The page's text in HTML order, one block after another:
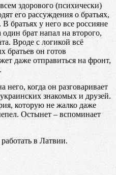
здорового (психически)
его рассуждения о братьях,
братьях у него все россияне
брат напал на второго,
Вроде с логикой всё
братьев он готов
даже отправиться на фронт,
него, когда он разговаривает
знакомых и друзей.
которую не жалко даже
Остынет – вспоминает
в Латвии.